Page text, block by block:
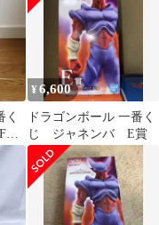
ィギュア【14日以内発
く
¥6,600
ドラゴンボール 一番く
じ ジャネンバ E賞